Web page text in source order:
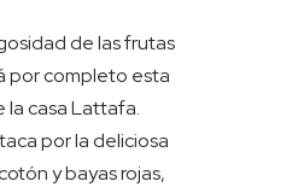
de las frutas
por completo esta
casa Lattafa.
por la deliciosa
y bayas rojas,